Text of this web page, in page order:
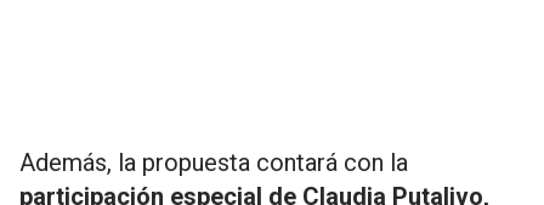
Además, la propuesta contará con la
participación especial de Claudia Putalivo,